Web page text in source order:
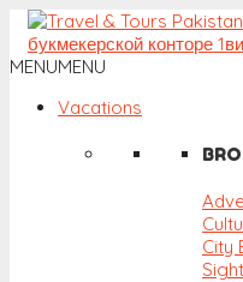
MENUMENU
Vacations
City